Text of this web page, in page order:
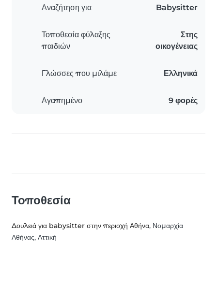
Αναζήτηση για Babysitter
Τοποθεσία φύλαξης
παιδιών
Στης
οικογένειας
Γλώσσες που μιλάμε Ελληνικά
Αγαπημένο 9 φορές
Τοποθεσία
Δουλειά για babysitter στην περιοχή Αθήνα, Νομαρχία
Αθήνας, Αττική